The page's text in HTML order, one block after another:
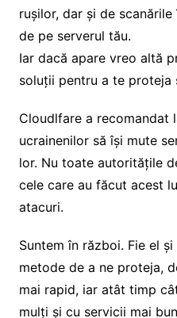
rușilor, dar și de
de pe serverul tău.
Iar dacă apare vreo altă
soluții pentru a te proteja
Cloudlfare a recomandat
ucrainenilor să își mute
lor. Nu toate autoritățile
cele care au făcut acest
atacuri.
Suntem în război. Fie el
metode de a ne proteja,
mai rapid, iar atât timp
mulți și cu servicii mai